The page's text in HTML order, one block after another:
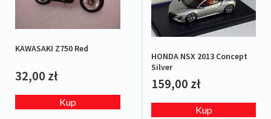
KAWASAKI Z750 Red
32,00 zł
Kup
HONDA NSX 2013 Concept
Silver
159,00 zł
Kup